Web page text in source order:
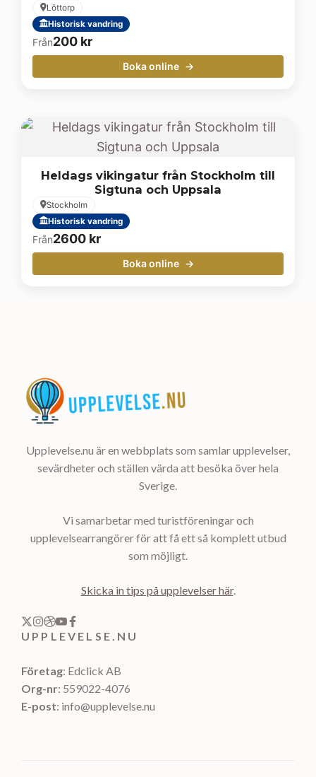
Löttorp
Historisk vandring
Från200 kr
Boka online
Heldags vikingatur från Stockholm till
Sigtuna och Uppsala
Stockholm
Historisk vandring
Från2600 kr
Boka online
Upplevelse.nu är en webbplats som samlar upplevelser,
sevärdheter och ställen värda att besöka över hela
Sverige.
Vi samarbetar med turistföreningar och
upplevelsearrangörer för att få ett så komplett utbud
som möjligt.
Skicka in tips på upplevelser här.
UPPLEVELSE.NU
Företag: Edclick AB
Org-nr: 559022-4076
E-post: info@upplevelse.nu